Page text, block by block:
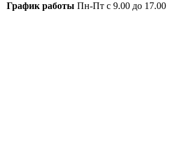
График работы Пн-Пт с 9.00 до 17.00